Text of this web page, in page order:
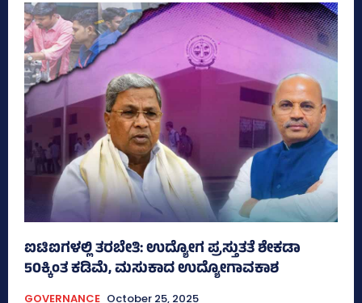
ಐಟಿಐಗಳಲ್ಲಿ ತರಬೇತಿ: ಉದ್ಯೋಗ ಪ್ರಸ್ತುತತೆ ಶೇಕಡಾ
50ಕ್ಕಿಂತ ಕಡಿಮೆ, ಮಸುಕಾದ ಉದ್ಯೋಗಾವಕಾಶ
GOVERNANCE October 25, 2025